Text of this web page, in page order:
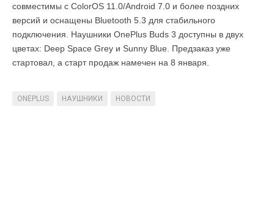
совместимы с ColorOS 11.0/Android 7.0 и более поздних
версий и оснащены Bluetooth 5.3 для стабильного
подключения. Наушники OnePlus Buds 3 доступны в двух
цветах: Deep Space Grey и Sunny Blue. Предзаказ уже
стартовал, а старт продаж намечен на 8 января.
ONEPLUS НАУШНИКИ НОВОСТИ